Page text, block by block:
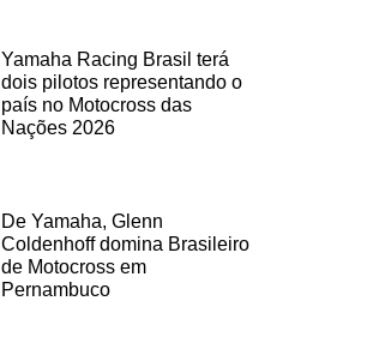
Yamaha Racing Brasil terá
dois pilotos representando o
país no Motocross das
Nações 2026
De Yamaha, Glenn
Coldenhoff domina Brasileiro
de Motocross em
Pernambuco